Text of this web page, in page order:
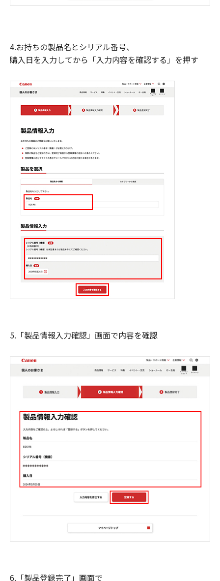
4.お持ちの製品名とシリアル番号、
購入日を入力してから「入力内容を確認する」を押す
5.「製品情報入力確認」画面で内容を確認
6.「製品登録完了」画面で